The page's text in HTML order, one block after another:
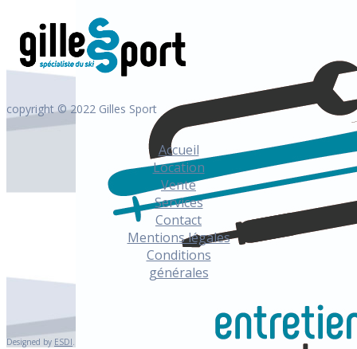
copyright © 2022 Gilles Sport
Accueil
Location
Vente
Services
Contact
Mentions légales
Conditions
générales
Designed by ESDI.